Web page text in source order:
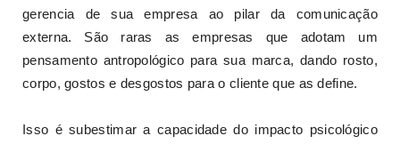
gerencia de sua empresa ao pilar da comunicação
externa. São raras as empresas que adotam um
pensamento antropológico para sua marca, dando rosto,
corpo, gostos e desgostos para o cliente que as define.
Isso é subestimar a capacidade do impacto psicológico